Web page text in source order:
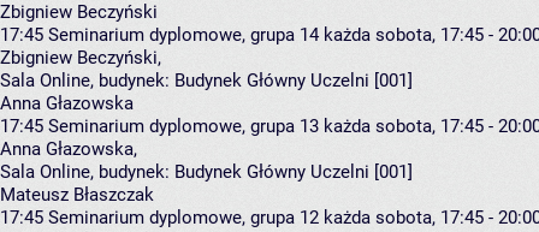
Zbigniew Beczyński
17:45 Seminarium dyplomowe, grupa 14 każda sobota, 17:45 -
Zbigniew Beczyński,
Sala Online, budynek: Budynek Główny Uczelni [001]
Anna Głazowska
17:45 Seminarium dyplomowe, grupa 13 każda sobota, 17:45 -
Anna Głazowska,
Sala Online, budynek: Budynek Główny Uczelni [001]
Mateusz Błaszczak
17:45 Seminarium dyplomowe, grupa 12 każda sobota, 17:45 -